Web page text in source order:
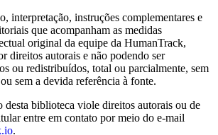
interpretação, instruções complementares e
que acompanham as medidas
original da equipe da HumanTrack,
direitos autorais e não podendo ser
ou redistribuídos, total ou parcialmente, sem
sem a devida referência à fonte.
desta biblioteca viole direitos autorais ou de
entre em contato por meio do e-mail
.